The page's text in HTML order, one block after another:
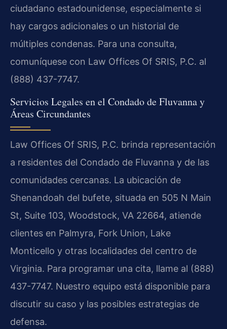
ciudadano estadounidense, especialmente si
hay cargos adicionales o un historial de
múltiples condenas. Para una consulta,
comuníquese con Law Offices Of SRIS, P.C. al
(888) 437-7747.
Servicios Legales en el Condado de Fluvanna y
Áreas Circundantes
Law Offices Of SRIS, P.C. brinda representación
a residentes del Condado de Fluvanna y de las
comunidades cercanas. La ubicación de
Shenandoah del bufete, situada en 505 N Main
St, Suite 103, Woodstock, VA 22664, atiende
clientes en Palmyra, Fork Union, Lake
Monticello y otras localidades del centro de
Virginia. Para programar una cita, llame al (888)
437-7747. Nuestro equipo está disponible para
discutir su caso y las posibles estrategias de
defensa.